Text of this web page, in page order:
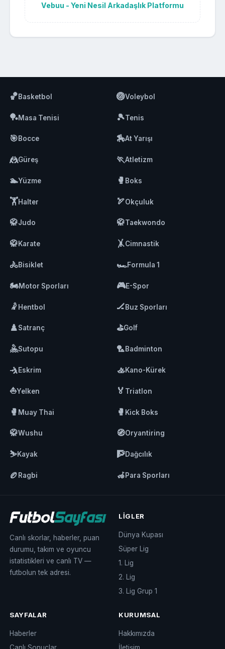
Vebuu - Yeni Nesil Arkadaşlık Platformu
🏀Basketbol 🏐Voleybol
🏓Masa Tenisi 🎾Tenis
🎯Bocce 🏇At Yarışı
🤼Güreş 🏃Atletizm
🏊Yüzme 🥊 Boks
🏋️Halter 🏹Okçuluk
🥋Judo 🥋Taekwondo
🥋Karate 🤸Cimnastik
🚴Bisiklet 🏎️Formula 1
🏍️Motor Sporları 🎮E-Spor
🤾 Hentbol 🏒Buz Sporları
♟️Satranç ⛳Golf
🤽Sutopu 🏸Badminton
🤺Eskrim 🚣Kano-Kürek
⛵Yelken 🏅 Triatlon
🥊 Muay Thai 🥊 Kick Boks
🥋Wushu 🧭Oryantiring
⛷️Kayak 🧗Dağcılık
🏉 Ragbi 🦽Para Sporları
Canlı skorlar, haberler, puan
durumu, takım ve oyuncu
istatistikleri ve canlı TV —
futbolun tek adresi.
LIGLER
Dünya Kupası
Süper Lig
1. Lig
2. Lig
3. Lig Grup 1
SAYFALAR
Haberler
Canlı Sonuçlar
KURUMSAL
Hakkımızda
İletişim